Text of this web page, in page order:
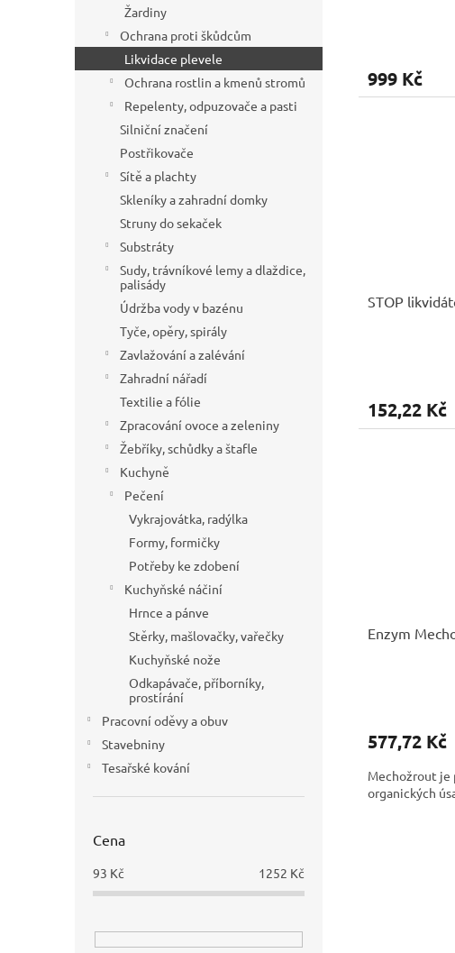
Žardiny
Ochrana proti škůdcům
Likvidace plevele
Ochrana rostlin a kmenů stromů
Repelenty, odpuzovače a pasti
Silniční značení
Postřikovače
Sítě a plachty
Skleníky a zahradní domky
Struny do sekaček
Substráty
Sudy, trávníkové lemy a dlaždice,
palisády
Údržba vody v bazénu
Tyče, opěry, spirály
Zavlažování a zalévání
Zahradní nářadí
Textilie a fólie
Zpracování ovoce a zeleniny
Žebříky, schůdky a štafle
Kuchyně
Pečení
Vykrajovátka, radýlka
Formy, formičky
Potřeby ke zdobení
Kuchyňské náčiní
Hrnce a pánve
Stěrky, mašlovačky, vařečky
Kuchyňské nože
Odkapávače, příborníky,
prostírání
Pracovní oděvy a obuv
Stavebniny
Tesařské kování
Cena
93 Kč 1252 Kč
999 Kč
STOP
152,22 Kč
Enzym
577,72 Kč
Mechožrout je
organických